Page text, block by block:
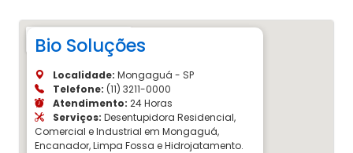
Bio Soluções
Localidade: Mongaguá - SP
Telefone: (11) 3211-0000
Atendimento: 24 Horas
Serviços: Desentupidora Residencial,
Comercial e Industrial em Mongaguá,
Encanador, Limpa Fossa e Hidrojatamento.